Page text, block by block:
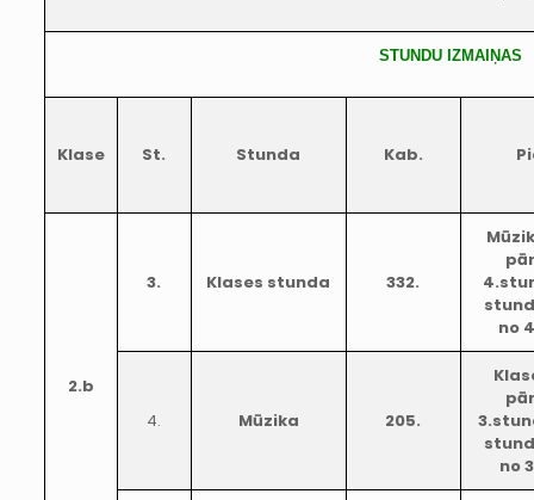
STUNDU IZMAIŅAS
Klase St. Stunda Kab.
2.b
3. Klases stunda 332.
no
4. Mūzika 205.
no